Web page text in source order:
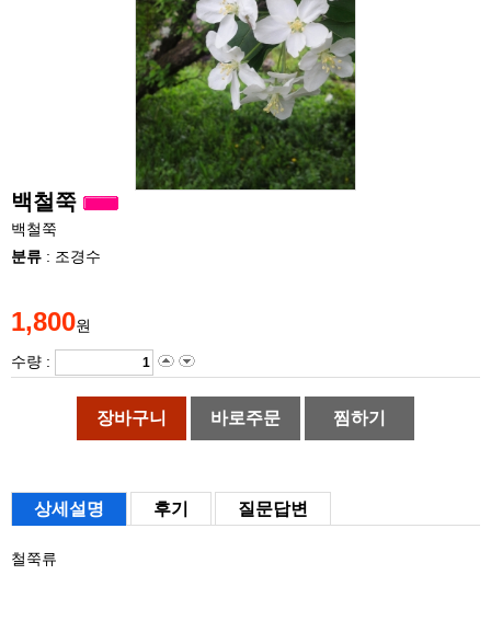
백철쭉
백철쭉
분류 : 조경수
1,800원
수량 :
장바구니 바로주문 찜하기
상세설명 후기 질문답변
철쭉류